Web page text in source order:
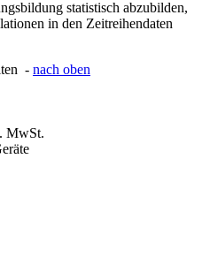
statistisch abzubilden,
in den Zeitreihendaten
- nach oben
MwSt.